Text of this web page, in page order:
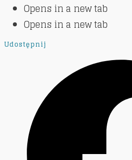
Opens in a new tab
Opens in a new tab
Udostępnij